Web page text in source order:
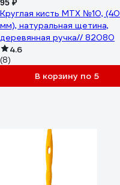
95 ₽
Круглая кисть MTX №10, (40
мм), натуральная щетина,
деревянная ручка// 82080
4.6
(8)
В корзину по 5